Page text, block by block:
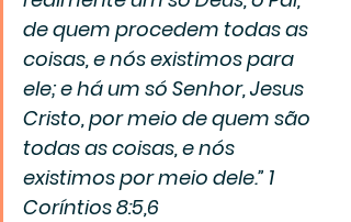
de quem procedem todas as
coisas, e nós existimos para
ele; e há um só Senhor, Jesus
Cristo, por meio de quem são
todas as coisas, e nós
existimos por meio dele.” 1
Coríntios 8:5,6